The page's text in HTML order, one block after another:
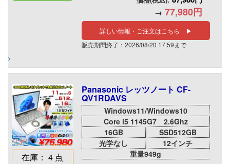
→ 77,980円
詳しい情報・ご注文はこちら ▶
販売期間終了：2026/08/20 17:59まで
在庫： 4 点
Panasonic レッツノート CF-
QV1RDAVS
Windows11/Windows10
Core i5 1145G7 2.6Ghz
16GB
SSD512GB
光学なし
12インチ
重量949g